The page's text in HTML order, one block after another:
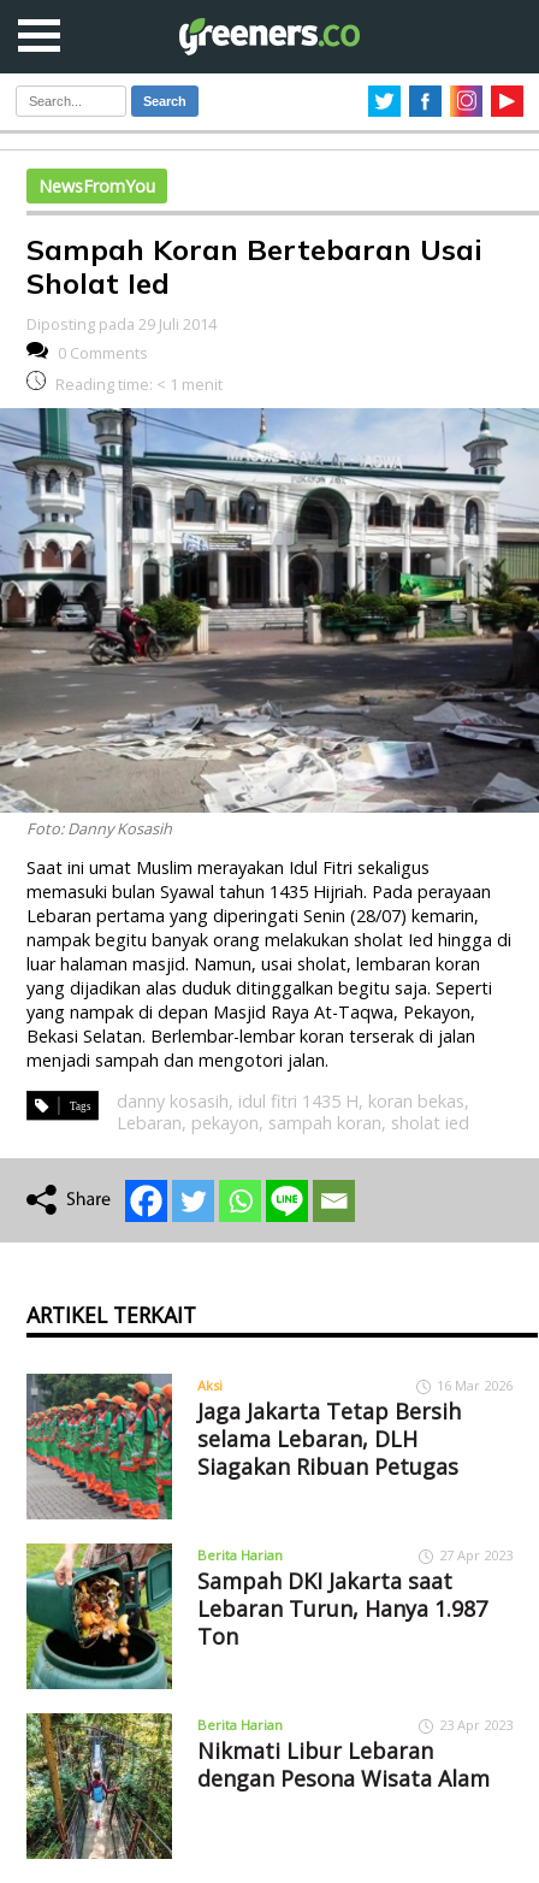
Search
NewsFromYou
Sampah Koran Bertebaran Usai
Sholat Ied
Diposting pada 29 Juli 2014
0 Comments
Reading time: < 1 menit
Foto: Danny Kosasih
Saat ini umat Muslim merayakan Idul Fitri sekaligus
memasuki bulan Syawal tahun 1435 Hijriah. Pada perayaan
Lebaran pertama yang diperingati Senin (28/07) kemarin,
nampak begitu banyak orang melakukan sholat Ied hingga di
luar halaman masjid. Namun, usai sholat, lembaran koran
yang dijadikan alas duduk ditinggalkan begitu saja. Seperti
yang nampak di depan Masjid Raya At-Taqwa, Pekayon,
Bekasi Selatan. Berlembar-lembar koran terserak di jalan
menjadi sampah dan mengotori jalan.
danny kosasih, idul fitri 1435 H, koran bekas,
Lebaran, pekayon, sampah koran, sholat ied
ARTIKEL TERKAIT
Aksi 16 Mar 2026
Jaga Jakarta Tetap Bersih
selama Lebaran, DLH
Siagakan Ribuan Petugas
Berita Harian 27 Apr 2023
Sampah DKI Jakarta saat
Lebaran Turun, Hanya 1.987
Ton
Berita Harian 23 Apr 2023
Nikmati Libur Lebaran
dengan Pesona Wisata Alam